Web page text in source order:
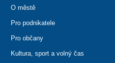
O městě
Pro podnikatele
Pro občany
Kultura, sport a volný čas